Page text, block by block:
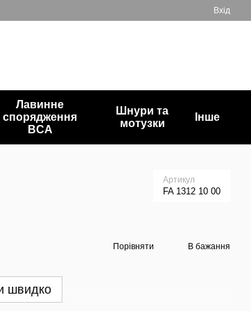
Вхід
Лавинне
спорядження
BCA
Шнури та
мотузки
Інше
Артикул
FA 1312 10 00
Порівняти В бажання
швидко